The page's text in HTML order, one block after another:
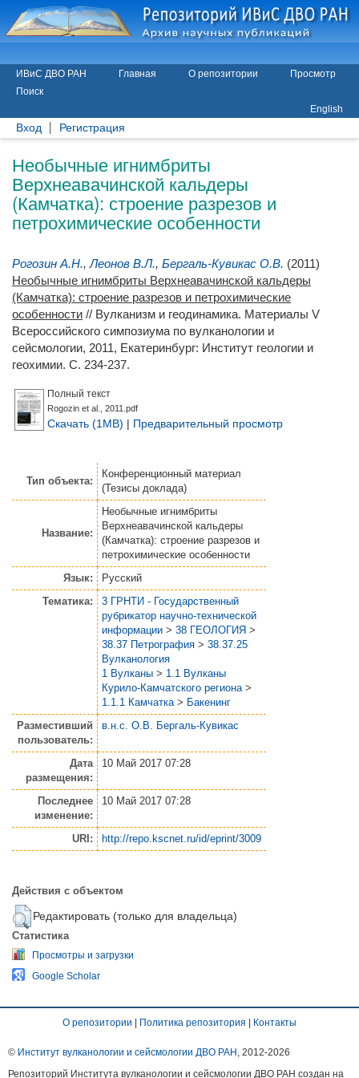
ИВиС ДВО РАН Главная О репозитории
Просмотр
Поиск
English
Вход Регистрация
Необычные игнимбриты
Верхнеавачинской кальдеры
(Камчатка): строение разрезов и
петрохимические особенности
Рогозин А.Н.,Леонов В.Л., Бергаль-Кувикас О.В. (2011)
Необычные игнимбриты Верхнеавачинской кальдеры
(Камчатка): строение разрезов и петрохимические
особенности // Вулканизм и геодинамика. Материалы V
Всероссийского симпозиума по вулканологии и
сейсмологии, 2011, Екатеринбург: Институт геологии и
геохимии. С. 234-237.
Полный текст
Rogozin et al., 2011.pdf
Скачать (1MB) | Предварительный просмотр
Тип объекта:
Конференционный материал
(Тезисы доклада)
Название:
Необычные игнимбриты
Верхнеавачинской кальдеры
(Камчатка): строение разрезов и
петрохимические особенности
Язык:
Русский
Тематика:
3 ГРНТИ - Государственный
рубрикатор научно-технической
информации > 38 ГЕОЛОГИЯ >
38.37 Петрография > 38.37.25
Вулканология
1 Вулканы > 1.1 Вулканы
Курило-Камчатского региона >
1.1.1 Камчатка > Бакенинг
Разместивший
пользователь:
в.н.с. О.В. Бергаль-Кувикас
Дата
размещения:
10 Май 2017 07:28
Последнее
изменение:
10 Май 2017 07:28
URI: http://repo.kscnet.ru/id/eprint/3009
Действия с объектом
Редактировать (только для владельца)
Статистика
Просмотры и загрузки
Google Scholar
О репозитории | Политика репозитория | Контакты
© Институт вулканологии и сейсмологии ДВО РАН , 2012-2026
Репозиторий Института вулканологии и сейсмологии ДВО РАН создан на